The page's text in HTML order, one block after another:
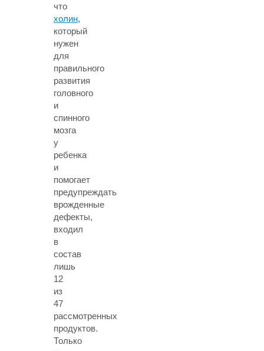
что
холин,
который
нужен
для
правильного
развития
головного
и
спинного
мозга
у
ребенка
и
помогает
предупреждать
врожденные
дефекты,
входил
в
состав
лишь
12
из
47
рассмотренных
продуктов.
Только